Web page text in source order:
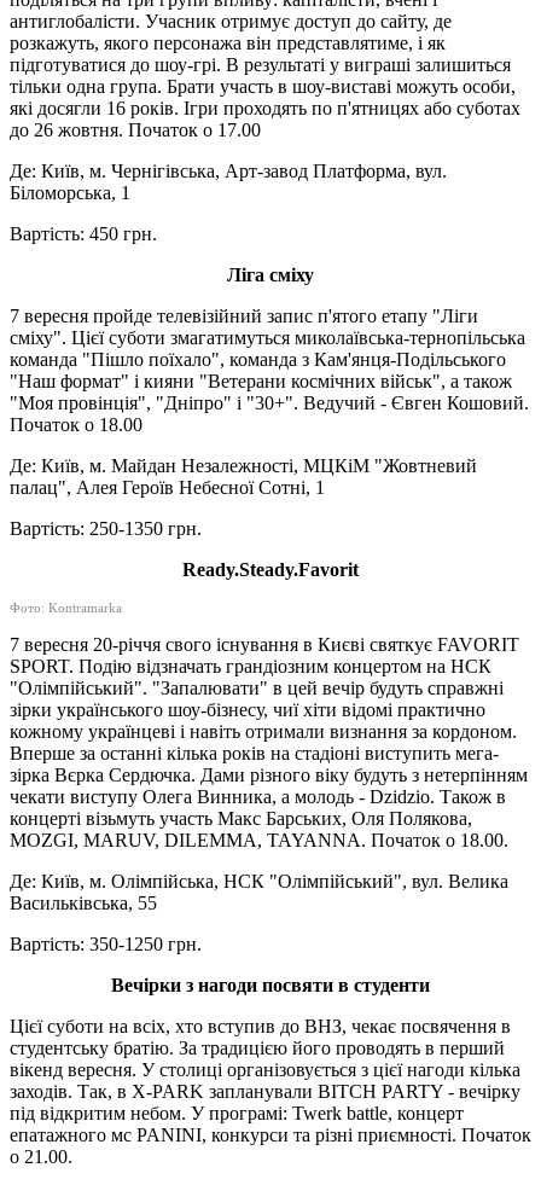
антиглобалісти. Учасник отримує доступ до сайту, де
розкажуть, якого персонажа він представлятиме, і як
підготуватися до шоу-грі. В результаті у виграші залишиться
тільки одна група. Брати участь в шоу-виставі можуть особи,
які досягли 16 років. Ігри проходять по п'ятницях або суботах
до 26 жовтня. Початок о 17.00
Де: Київ, м. Чернігівська, Арт-завод Платформа, вул.
Біломорська, 1
Вартість: 450 грн.
Ліга сміху
7 вересня пройде телевізійний запис п'ятого етапу "Ліги
сміху". Цієї суботи змагатимуться миколаївська-тернопільська
команда "Пішло поїхало", команда з Кам'янця-Подільського
"Наш формат" і кияни "Ветерани космічних військ", а також
"Моя провінція", "Дніпро" і "30+". Ведучий - Євген Кошовий.
Початок о 18.00
Де: Київ, м. Майдан Незалежності, МЦКіМ "Жовтневий
палац", Алея Героїв Небесної Сотні, 1
Вартість: 250-1350 грн.
Ready.Steady.Favorit
Фото: Kontramarka
7 вересня 20-річчя свого існування в Києві святкує FAVORIT
SPORT. Подію відзначать грандіозним концертом на НСК
"Олімпійський". "Запалювати" в цей вечір будуть справжні
зірки українського шоу-бізнесу, чиї хіти відомі практично
кожному українцеві і навіть отримали визнання за кордоном.
Вперше за останні кілька років на стадіоні виступить мега-
зірка Вєрка Сердючка. Дами різного віку будуть з нетерпінням
чекати виступу Олега Винника, а молодь - Dzidzio. Також в
концерті візьмуть участь Макс Барських, Оля Полякова,
MOZGI, MARUV, DILEMMA, TAYANNA. Початок о 18.00.
Де: Київ, м. Олімпійська, НСК "Олімпійський", вул. Велика
Васильківська, 55
Вартість: 350-1250 грн.
Вечірки з нагоди посвяти в студенти
Цієї суботи на всіх, хто вступив до ВНЗ, чекає посвячення в
студентську братію. За традицією його проводять в перший
вікенд вересня. У столиці організовується з цієї нагоди кілька
заходів. Так, в Х-PARK запланували BITCH PARTY - вечірку
під відкритим небом. У програмі: Twerk battle, концерт
епатажного мс PANINI, конкурси та різні приємності. Початок
о 21.00.